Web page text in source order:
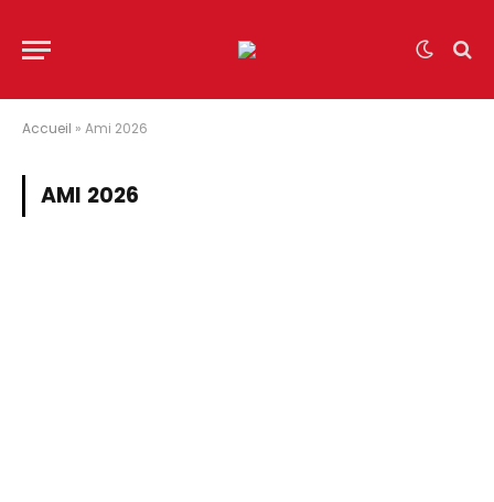
Accueil » Ami 2026
AMI 2026